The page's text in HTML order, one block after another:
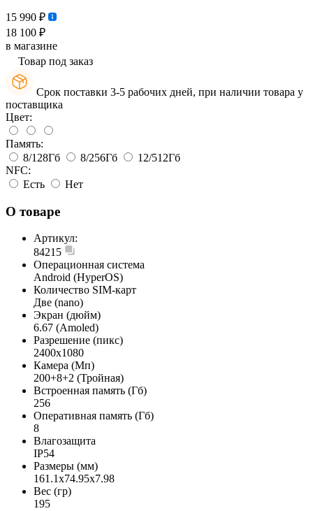
15 990 ₽
18 100 ₽
в магазине
Товар под заказ
Срок поставки 3-5 рабочих дней, при наличии товара у
поставщика
Цвет:
Память:
8/128Гб
8/256Гб
12/512Гб
NFC:
Есть
Нет
О товаре
Артикул:
84215
Операционная система
Android (HyperOS)
Количество SIM-карт
Две (nano)
Экран (дюйм)
6.67 (Amoled)
Разрешение (пикс)
2400x1080
Камера (Мп)
200+8+2 (Тройная)
Встроенная память (Гб)
256
Оперативная память (Гб)
8
Влагозащита
IP54
Размеры (мм)
161.1x74.95x7.98
Вес (гр)
195